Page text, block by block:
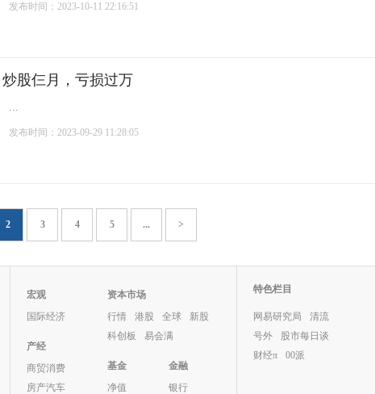
发布时间：2023-10-11 22:16:51
股仨月，亏损过万
...
发布时间：2023-09-29 11:28:05
2 3 4 5 ... >
宏观
国际经济
产经
商贸消费
房产汽车
资本市场
行情
港股 全球
新股
科创板
易会满
基金
净值
金融
银行
特色栏目
网易研究局
清流
号外
股市每日谈
财经π
00派